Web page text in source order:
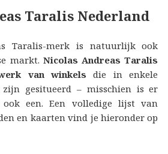
Taralis Nederland
Taralis-merk is natuurlijk ook
markt. Nicolas Andreas Taralis
van winkels die in enkele
zijn gesitueerd – misschien is er
een. Een volledige lijst van
en kaarten vind je hieronder op